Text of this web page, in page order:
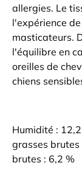
allergies. Le
l'expérience
masticateurs.
l'équilibre en
oreilles de
chiens
Humidité :
grasses brutes
brutes : 6,2 %